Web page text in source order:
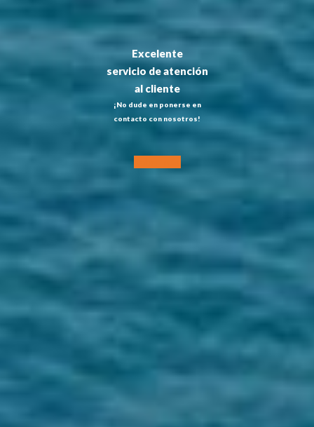
Excelente
servicio de atención
al cliente
¡No dude en ponerse en
contacto con nosotros!